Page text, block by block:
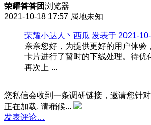
荣耀答答团浏览器
2021-10-18 17:57 属地未知
荣耀小达人丶西瓜 发表于 2021-
亲亲您好，为提供更好的用户体验
卡片进行了暂时的下线处理。待优
再次上 ...
您私信会收到一条调研链接，邀请您针
正在加载, 请稍候...
发表评论…